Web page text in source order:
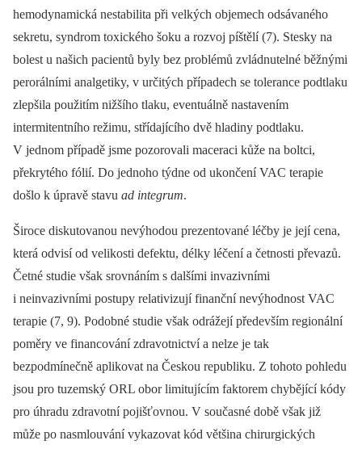
hemodynamická nestabilita při velkých objemech odsávaného
sekretu, syndrom toxického šoku a rozvoj píštělí (7). Stesky na
bolest u našich pacientů byly bez problémů zvládnutelné běžnými
perorálními analgetiky, v určitých případech se tolerance podtlaku
zlepšila použitím nižšího tlaku, eventuálně nastavením
intermitentního režimu, střídajícího dvě hladiny podtlaku.
V jednom případě jsme pozorovali maceraci kůže na boltci,
překrytého fólií. Do jednoho týdne od ukončení VAC terapie
došlo k úpravě stavu ad integrum.
Široce diskutovanou nevýhodou prezentované léčby je její cena,
která odvisí od velikosti defektu, délky léčení a četnosti převazů.
Četné studie však srovnáním s dalšími invazivními
i neinvazivními postupy relativizují finanční nevýhodnost VAC
terapie (7, 9). Podobné studie však odrážejí především regionální
poměry ve financování zdravotnictví a nelze je tak
bezpodmínečně aplikovat na Českou republiku. Z tohoto pohledu
jsou pro tuzemský ORL obor limitujícím faktorem chybějící kódy
pro úhradu zdravotní pojišťovnou. V současné době však již
může po nasmlouvání vykazovat kód většina chirurgických